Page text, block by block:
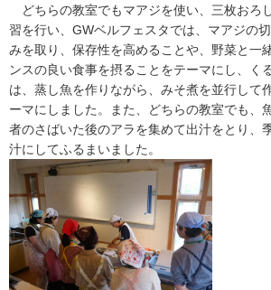
どちらの教室でもマアジを使い、三枚おろ
習を行い、GWベルフェスタでは、マアジの
みを取り、保存性を高めることや、野菜と一
ンスの良い食事を摂ることをテーマにし、く
は、蒸し魚を作りながら、みそ煮を並行して
ーマにしました。また、どちらの教室でも、
者のさばいた後のアラを集めて出汁をとり、
汁にしてふるまいました。